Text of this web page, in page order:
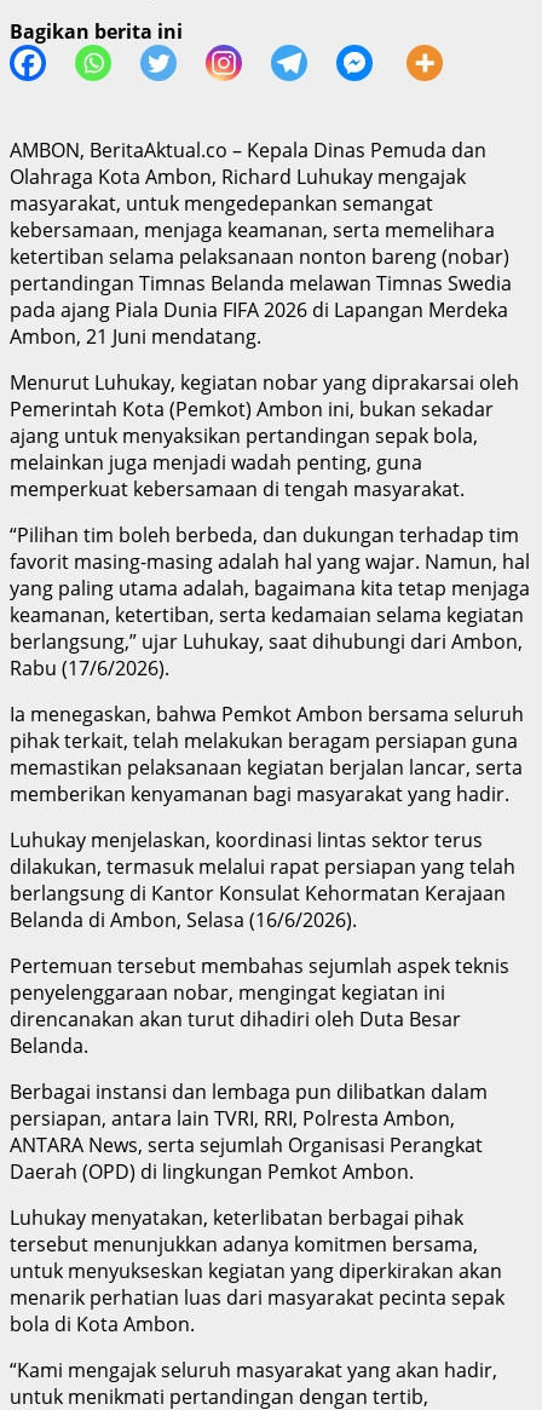
Bagikan berita ini
AMBON, BeritaAktual.co – Kepala Dinas Pemuda dan
Olahraga Kota Ambon, Richard Luhukay mengajak
masyarakat, untuk mengedepankan semangat
kebersamaan, menjaga keamanan, serta memelihara
ketertiban selama pelaksanaan nonton bareng (nobar)
pertandingan Timnas Belanda melawan Timnas Swedia
pada ajang Piala Dunia FIFA 2026 di Lapangan Merdeka
Ambon, 21 Juni mendatang.
Menurut Luhukay, kegiatan nobar yang diprakarsai oleh
Pemerintah Kota (Pemkot) Ambon ini, bukan sekadar
ajang untuk menyaksikan pertandingan sepak bola,
melainkan juga menjadi wadah penting, guna
memperkuat kebersamaan di tengah masyarakat.
“Pilihan tim boleh berbeda, dan dukungan terhadap tim
favorit masing-masing adalah hal yang wajar. Namun, hal
yang paling utama adalah, bagaimana kita tetap menjaga
keamanan, ketertiban, serta kedamaian selama kegiatan
berlangsung,” ujar Luhukay, saat dihubungi dari Ambon,
Rabu (17/6/2026).
Ia menegaskan, bahwa Pemkot Ambon bersama seluruh
pihak terkait, telah melakukan beragam persiapan guna
memastikan pelaksanaan kegiatan berjalan lancar, serta
memberikan kenyamanan bagi masyarakat yang hadir.
Luhukay menjelaskan, koordinasi lintas sektor terus
dilakukan, termasuk melalui rapat persiapan yang telah
berlangsung di Kantor Konsulat Kehormatan Kerajaan
Belanda di Ambon, Selasa (16/6/2026).
Pertemuan tersebut membahas sejumlah aspek teknis
penyelenggaraan nobar, mengingat kegiatan ini
direncanakan akan turut dihadiri oleh Duta Besar
Belanda.
Berbagai instansi dan lembaga pun dilibatkan dalam
persiapan, antara lain TVRI, RRI, Polresta Ambon,
ANTARA News, serta sejumlah Organisasi Perangkat
Daerah (OPD) di lingkungan Pemkot Ambon.
Luhukay menyatakan, keterlibatan berbagai pihak
tersebut menunjukkan adanya komitmen bersama,
untuk menyukseskan kegiatan yang diperkirakan akan
menarik perhatian luas dari masyarakat pecinta sepak
bola di Kota Ambon.
“Kami mengajak seluruh masyarakat yang akan hadir,
untuk menikmati pertandingan dengan tertib,